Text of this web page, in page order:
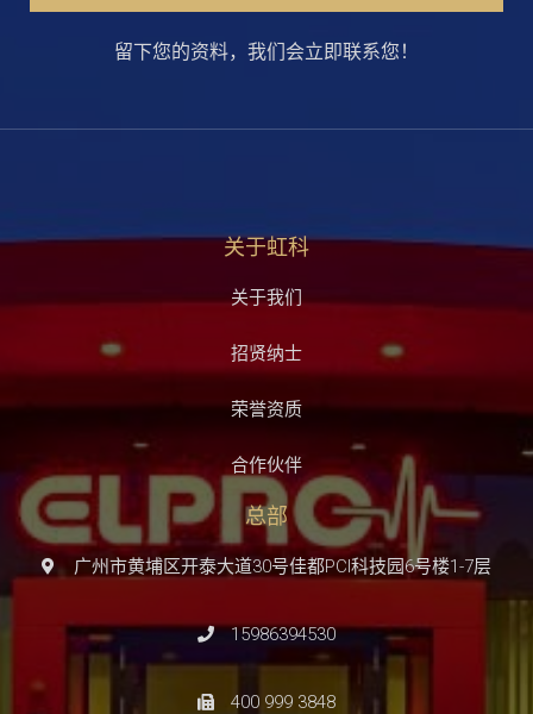
留下您的资料，我们会立即联系您！
关于虹科
关于我们
招贤纳士
荣誉资质
合作伙伴
总部
广州市黄埔区开泰大道30号佳都PCI科技园6号楼1-7层
15986394530
400 999 3848